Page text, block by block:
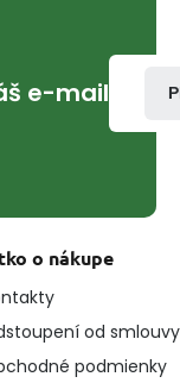
e-mail
o nákupe
od smlouvy
podmienky